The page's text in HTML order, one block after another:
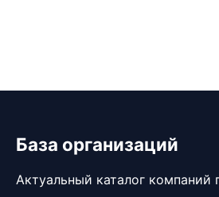
База организаций
Актуальный каталог компаний